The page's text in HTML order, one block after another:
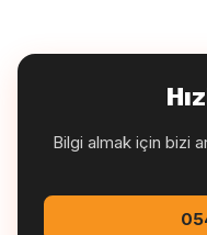
Bilgi almak için bizi